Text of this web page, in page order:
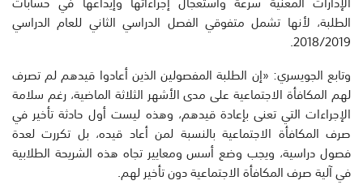
الطلبة، لأنها تشمل متفوقي الفصل الدراسي الثاني للعام الدراسي
2018/2019.
وتابع الجويسري: «إن الطلبة المفصولين الذين أعادوا قيدهم لم تصرف
لهم المكافأة الاجتماعية على مدى الأشهر الثلاثة الماضية، رغم سلامة
الإجراءات التي تعنى بإعادة قيدهم، وهذه ليست أول حادثة تأخير في
صرف المكافأة الاجتماعية بالنسبة لمن أعاد قيده، بل تكررت لعدة
فصول دراسية، ويجب وضع أسس ومعايير تجاه هذه الشريحة الطلابية
في آلية صرف المكافأة الاجتماعية دون تأخير لهم.